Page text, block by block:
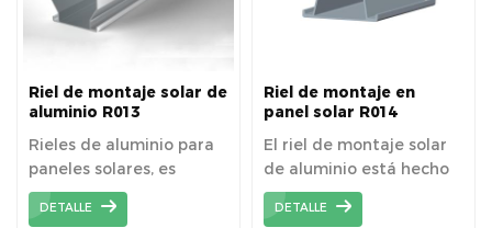
Riel de montaje solar de
aluminio R013
Rieles de aluminio para
paneles solares, es
liviano y económico.
DETALLE
Riel de montaje en
panel solar R014
El riel de montaje solar
de aluminio está hecho
de aleación de aluminio
extruido de alta
DETALLE